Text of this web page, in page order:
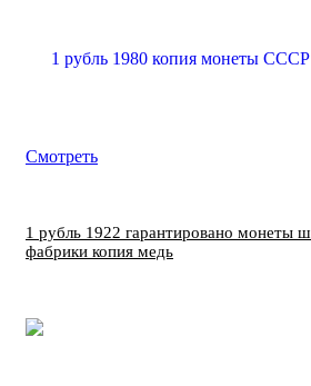
Смотреть
1 рубль 1922 гарантировано монеты
фабрики копия медь